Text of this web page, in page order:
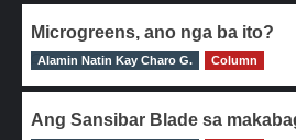
Microgreens, ano nga ba ito?
0
Alamin Natin Kay Charo G. Column
Ang Sansibar Blade sa